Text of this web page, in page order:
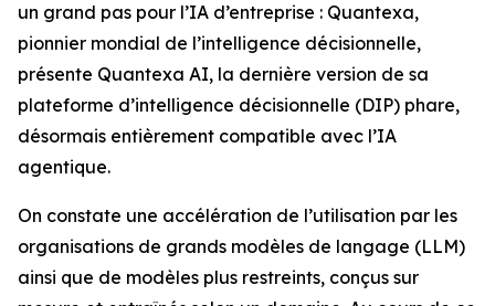
un grand pas pour l’IA d’entreprise : Quantexa,
pionnier mondial de l’intelligence décisionnelle,
présente Quantexa AI, la dernière version de sa
plateforme d’intelligence décisionnelle (DIP) phare,
désormais entièrement compatible avec l’IA
agentique.
On constate une accélération de l’utilisation par les
organisations de grands modèles de langage (LLM)
ainsi que de modèles plus restreints, conçus sur